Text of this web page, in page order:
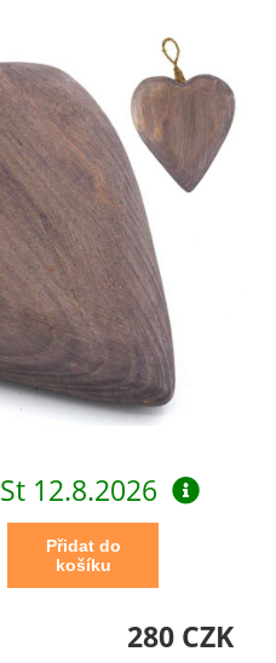
St 12.8.2026
280 CZK